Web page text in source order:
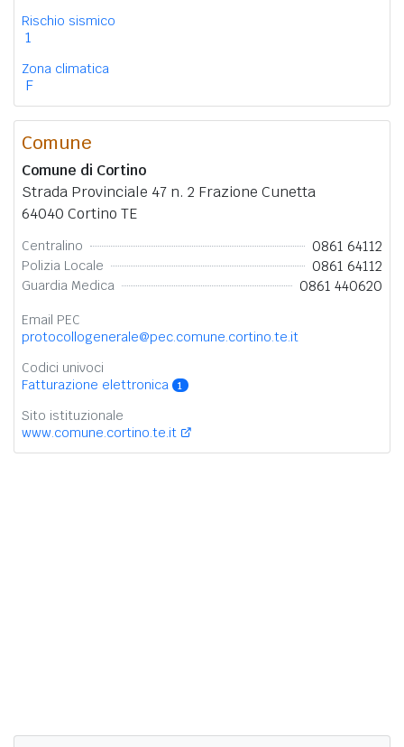
Rischio sismico
1
Zona climatica
F
Comune
Comune di Cortino
Strada Provinciale 47 n. 2 Frazione Cunetta
64040 Cortino TE
Centralino 0861 64112
Polizia Locale 0861 64112
Guardia Medica 0861 440620
Email PEC
protocollogenerale@pec.comune.cortino.te.it
Codici univoci
Fatturazione elettronica
1
Sito istituzionale
www.comune.cortino.te.it